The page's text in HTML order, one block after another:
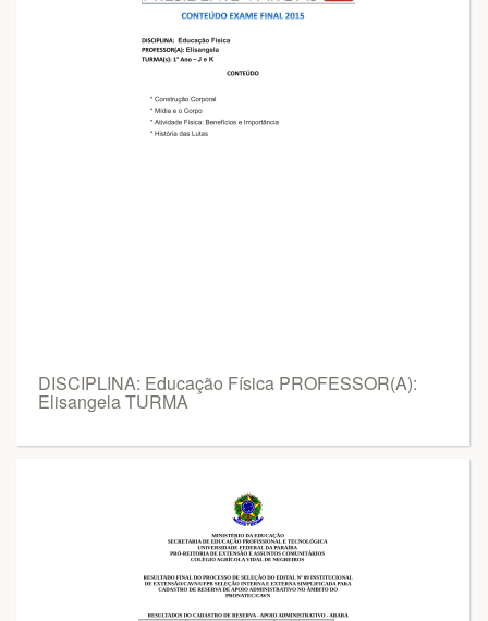
DISCIPLINA: Educação Física PROFESSOR(A):
Elisangela TURMA